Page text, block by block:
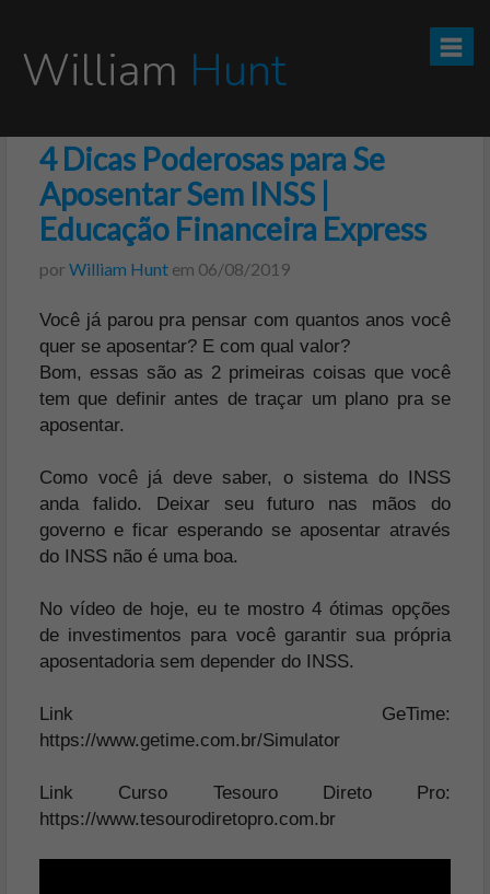
William Hunt
CURSO TESOURO DIRETO PRO
CURSO SEGREDOS DOS INVESTIMENTOS PARA INICIANTES
VÍDEOS
INFOGRÁFICOS
POSTS
PODCAST
4 Dicas Poderosas para Se
Aposentar Sem INSS |
Educação Financeira Express
por William Hunt em 06/08/2019
Você já parou pra pensar com quantos anos você
quer se aposentar? E com qual valor?
Bom, essas são as 2 primeiras coisas que você
tem que definir antes de traçar um plano pra se
aposentar.
Como você já deve saber, o sistema do INSS
anda falido. Deixar seu futuro nas mãos do
governo e ficar esperando se aposentar através
do INSS não é uma boa.
No vídeo de hoje, eu te mostro 4 ótimas opções
de investimentos para você garantir sua própria
aposentadoria sem depender do INSS.
Link GeTime:
https://www.getime.com.br/Simulator
Link Curso Tesouro Direto Pro:
https://www.tesourodiretopro.com.br